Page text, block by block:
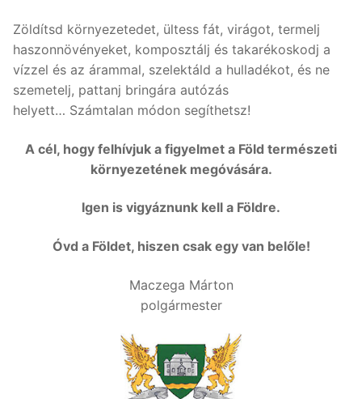
Zöldítsd környezetedet, ültess fát, virágot, termelj
haszonnövényeket, komposztálj és takarékoskodj a
vízzel és az árammal, szelektáld a hulladékot, és ne
szemetelj, pattanj bringára autózás
helyett… Számtalan módon segíthetsz!
A cél, hogy felhívjuk a figyelmet a Föld természeti
környezetének megóvására.
Igen is vigyáznunk kell a Földre.
Óvd a Földet, hiszen csak egy van belőle!
Maczega Márton
polgármester